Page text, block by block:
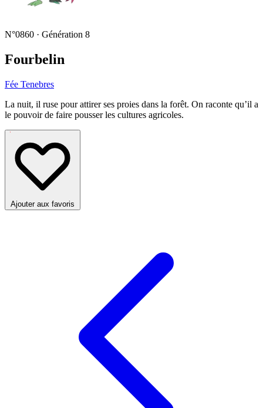
N°0860 · Génération 8
Fourbelin
Fée Tenebres
La nuit, il ruse pour attirer ses proies dans la forêt. On raconte qu’il a
le pouvoir de faire pousser les cultures agricoles.
Ajouter aux favoris